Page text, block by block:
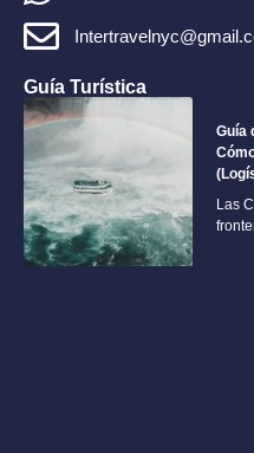
Guía Turística
Guía
Las